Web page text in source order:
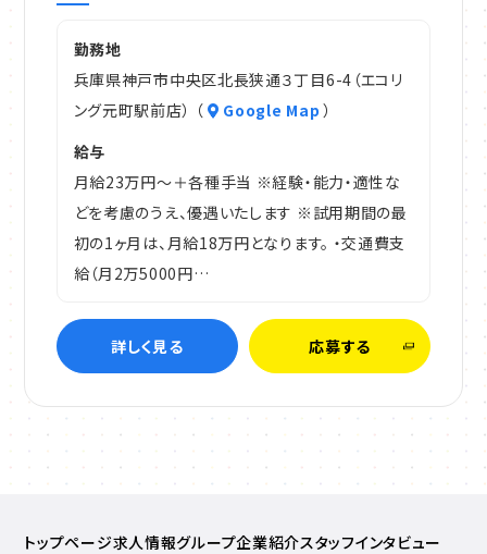
勤務地
兵庫県神戸市中央区北長狭通３丁目6-4（エコリ
ング元町駅前店） （
Google Map ）
給与
月給23万円～＋各種手当 ※経験・能力・適性な
どを考慮のうえ、優遇いたします ※試用期間の最
初の1ヶ月は、月給18万円となります。 ・交通費支
給（月2万5000円…
詳しく見る 応募する
トップページ求人情報グループ企業紹介スタッフインタビュー